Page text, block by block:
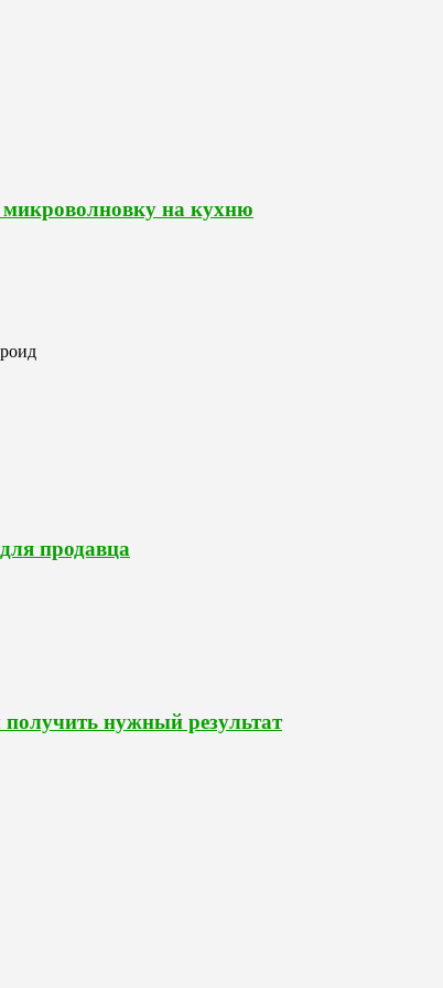
на кухню
продавца
получить нужный результат